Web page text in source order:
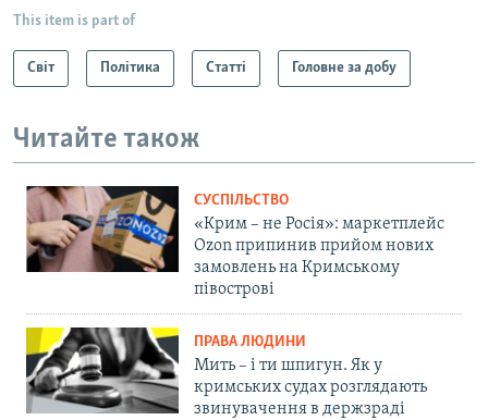
This item is part of
Світ Політика Статті Головне за добу
Читайте також
СУСПІЛЬСТВО
«Крим – не Росія»: маркетплейс
Ozon припинив прийом нових
замовлень на Кримському
півострові
ПРАВА ЛЮДИНИ
Мить – і ти шпигун. Як у
кримських судах розглядають
звинувачення в держзраді